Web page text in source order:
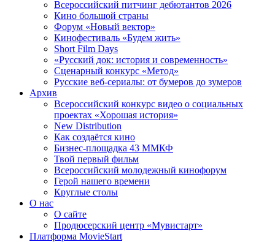
Всероссийский питчинг дебютантов 2026
Кино большой страны
Форум «Новый вектор»
Кинофестиваль «Будем жить»
Short Film Days
«Русский док: история и современность»
Сценарный конкурс «Метод»
Русские веб-сериалы: от бумеров до зумеров
Архив
Всероссийский конкурс видео о социальных
проектах «Хорошая история»
New Distribution
Как создаётся кино
Бизнес-площадка 43 ММКФ
Твой первый фильм
Всероссийский молодежный кинофорум
Герой нашего времени
Круглые столы
О нас
О сайте
Продюсерский центр «Мувистарт»
Платформа MovieStart